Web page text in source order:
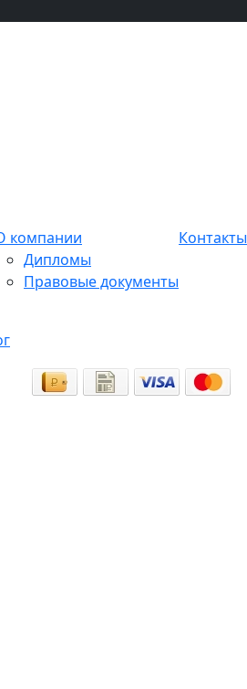
компании
Дипломы
Правовые документы
Контакты